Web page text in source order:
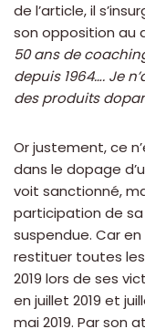
de l’article, il
son opposition au
50 ans de
depuis 1964…. Je
des produits
Or justement, ce
dans le dopage
voit sanctionné,
participation de
suspendue. Car
restituer toutes
2019 lors de ses
en juillet 2019 et
mai 2019. Par son